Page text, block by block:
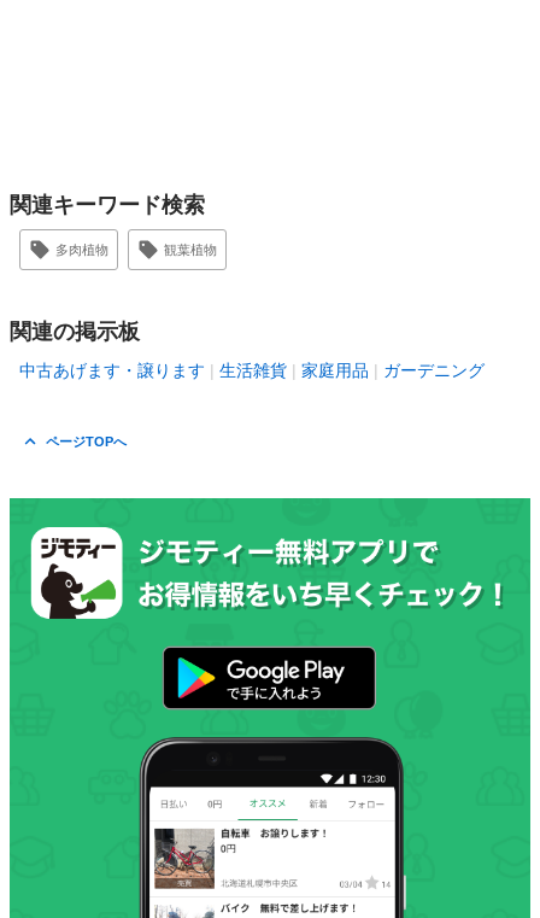
関連キーワード検索
多肉植物 観葉植物
関連の掲示板
中古あげます・譲ります 生活雑貨 家庭用品 ガーデニング
ページTOPへ